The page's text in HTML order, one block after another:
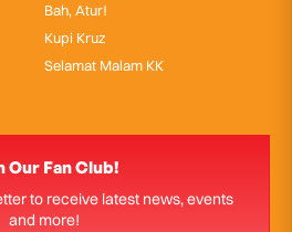
Bah, Atur!
Kupi Kruz
Selamat Malam KK
Our Fan Club!
to receive latest news, events
and more!